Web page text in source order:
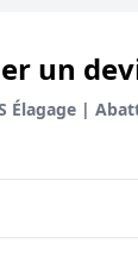
un
Élagage |